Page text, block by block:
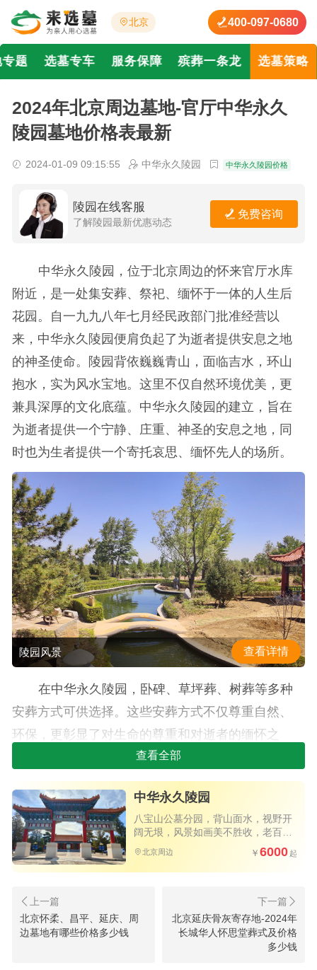
北京 400-097-0680
题 选墓专车 服务保障 殡葬一条龙 选墓策略
2024年北京周边墓地-官厅中华永久
陵园墓地价格表最新
2024-01-09 09:15:55 中华永久陵园 中华永久陵园价格
陵园在线客服
了解陵园最新优惠动态
免费咨询
中华永久陵园，位于北京周边的怀来官厅水库
附近，是一处集安葬、祭祀、缅怀于一体的人生后
花园。自一九九八年七月经民政部门批准经营以
来，中华永久陵园便肩负起了为逝者提供安息之地
的神圣使命。陵园背依巍巍青山，面临吉水，环山
抱水，实为风水宝地。这里不仅自然环境优美，更
兼具深厚的文化底蕴。中华永久陵园的建立，旨在
为逝者提供一个宁静、庄重、神圣的安息之地，同
时也为生者提供一个寄托哀思、缅怀先人的场所。
陵园风景 查看详情
在中华永久陵园，卧碑、草坪葬、树葬等多种
安葬方式可供选择。这些安葬方式不仅尊重自然、
环保，更彰显了对生命的尊重和对逝者的缅怀之
情。陵园内的墓碑设计风格多样，既有传统的石刻
墓碑，也有现代简约风格的墓碑，为家属提供了丰
富的选择。价格公开透明，无任何隐形消费。卧碑
价格为8800元，草坪葬和树葬价格分别为16800元
和23800元。立碑的价格根据款式和材质的不同有所
差异，从28800元到81800元不等，共有十余款供家
中华永久陵园卧碑价格8800元
查看全部
中华永久陵园
八宝山公墓分园，背山面水，视野开
阔无垠，风景如画美不胜收，老百姓
买得起的优质公墓，公交直达园区大
门，祭扫方便
北京周边 6000
北京怀柔、昌平、延庆、周
边墓地有哪些价格多少钱
北京延庆骨灰寄存地-2024年
长城华人怀思堂葬式及价格
多少钱